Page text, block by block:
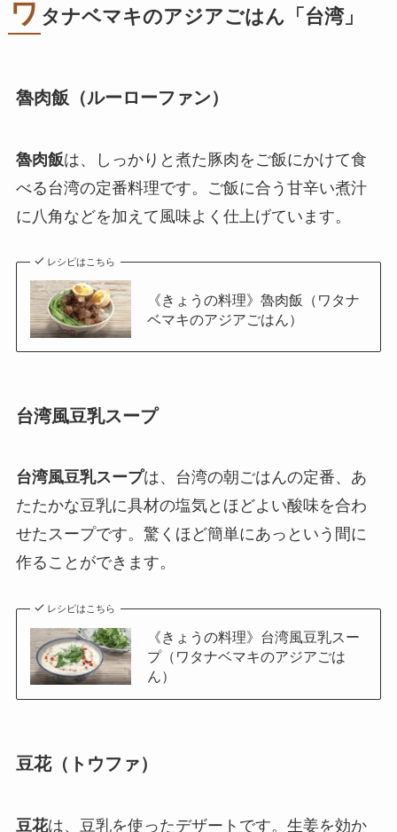
ワ タナベマキのアジアごはん「台湾」
魯肉飯 （ルーローファン）
魯肉飯は、しっかりと煮た豚肉をご飯にかけて食
べる台湾の定番料理です。ご飯に合う甘辛い煮汁
に八角などを加えて風味よく仕上げています。
レシピはこちら
《きょうの料理》魯肉飯（ワタナ
ベマキのアジアごはん）
台湾風豆乳スープ
台湾風豆乳スープは、台湾の朝ごはんの定番、あ
たたかな豆乳に具材の塩気とほどよい酸味を合わ
せたスープです。驚くほど簡単にあっという間に
作ることができます。
レシピはこちら
《きょうの料理》台湾風豆乳スー
プ（ワタナベマキのアジアごは
ん）
豆花（トウファ）
豆花は、豆乳を使ったデザートです。生姜を効か